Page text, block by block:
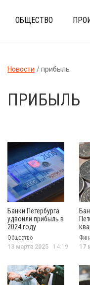
ОБЩЕСТВО
Новости прибыль
ПРИБЫЛЬ
Банки Петербурга
удвоили прибыль в
2024 году
Общество
13 марта 2025 14:19
17